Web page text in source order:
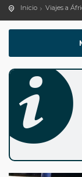
Inicio Viajes a